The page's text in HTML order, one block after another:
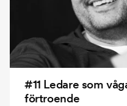
#11 Ledare som
förtroende